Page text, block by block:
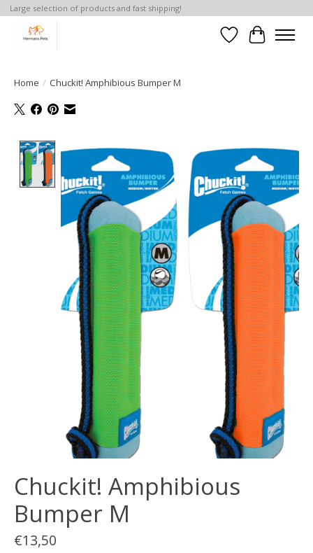
Large selection of products and fast shipping!
Verlanglijst
Home / Chuckit! Amphibious Bumper M
Product image slideshow Items
Chuckit! Amphibious
Bumper M
€13,50